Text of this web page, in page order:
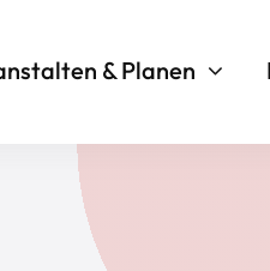
& Planen